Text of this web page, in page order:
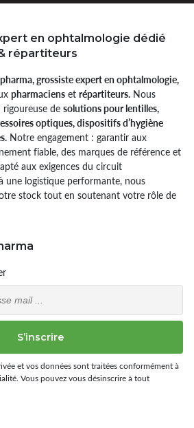
en ophtalmologie dédié
répartiteurs
grossiste expert en ophtalmologie,
pharmaciens et répartiteurs. Nous
de solutions pour lentilles,
optiques, dispositifs d’hygiène
Notre engagement : garantir aux
fiable, des marques de référence et
aux exigences du circuit
une logistique performante, nous
stock tout en soutenant votre rôle de
S’inscrire
et vos données sont traitées conformément à
Vous pouvez vous désinscrire à tout